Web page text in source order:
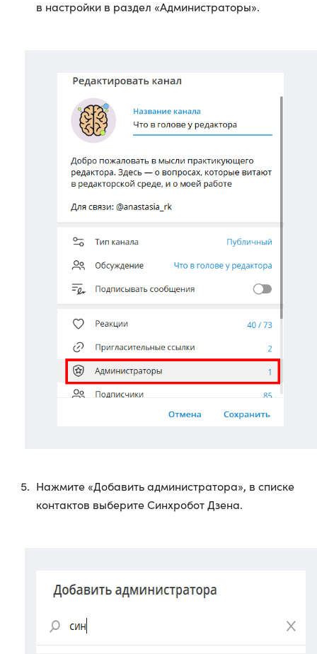
в настройки в раздел «Администраторы».
Нажмите «Добавить администратора», в списке
контактов выберите Синхробот Дзена.